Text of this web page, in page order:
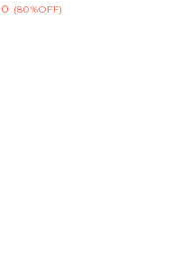
(80%OFF)